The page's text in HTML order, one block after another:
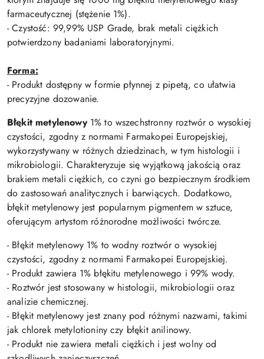
farmaceutycznej (stężenie 1%).
- Czystość: 99,99% USP Grade, brak metali ciężkich
potwierdzony badaniami laboratoryjnymi.
Forma:
- Produkt dostępny w formie płynnej z pipetą, co ułatwia
precyzyjne dozowanie.
Błękit metylenowy1% to wszechstronny roztwór o wysokiej
czystości, zgodny z normami Farmakopei Europejskiej,
wykorzystywany w różnych dziedzinach, w tym histologii i
mikrobiologii. Charakteryzuje się wyjątkową jakością oraz
brakiem metali ciężkich, co czyni go bezpiecznym środkiem
do zastosowań analitycznych i barwiących. Dodatkowo,
błękit metylenowy jest popularnym pigmentem w sztuce,
oferującym artystom różnorodne możliwości twórcze.
- Błękit metylenowy 1% to wodny roztwór o wysokiej
czystości, zgodny z normami Farmakopei Europejskiej.
- Produkt zawiera 1% błękitu metylenowego i 99% wody.
- Roztwór jest stosowany w histologii, mikrobiologii oraz
analizie chemicznej.
- Błękit metylenowy jest znany pod różnymi nazwami, takimi
jak chlorek metylotioniny czy błękit anilinowy.
- Produkt nie zawiera metali ciężkich i jest wolny od